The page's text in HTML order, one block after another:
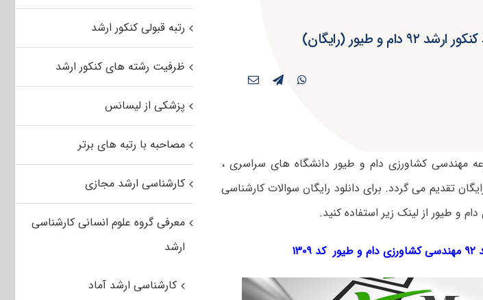
و طیور (رایگان)
کارشناسی ارشد ۱۳۹۲ مجموعه مهندسی کشاورزی دام و طیور دانشگاه های سراسری ،
تقدیم می گردد. برای دانلود رایگان سوالات کارشناسی
رتبه قبولی کنکور ارشد
ظرفیت رشته های کنکور ارشد
پزشکی از لیسانس
مصاحبه با رتبه های برتر
کارشناسی ارشد مجازی
معرفی گروه علوم انسانی کارشناسی
ارشد
کارشناسی ارشد آماد